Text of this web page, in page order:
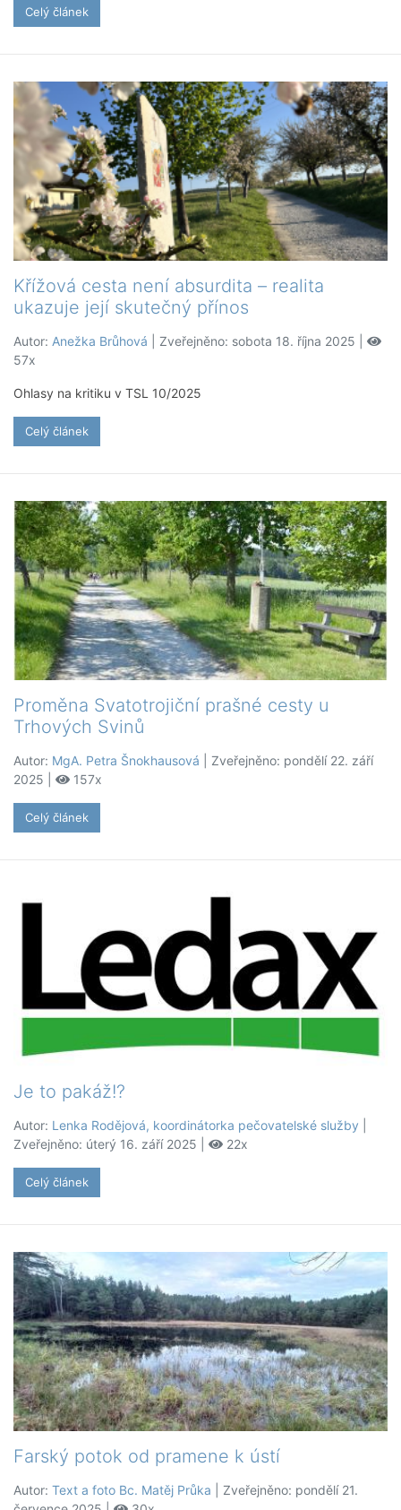
Celý článek
Křížová cesta není absurdita – realita
ukazuje její skutečný přínos
Autor: Anežka Brůhová | Zveřejněno: sobota 18. října 2025 |
57x
Ohlasy na kritiku v TSL 10/2025
Celý článek
Proměna Svatotrojiční prašné cesty u
Trhových Svinů
Autor: MgA. Petra Šnokhausová | Zveřejněno: pondělí 22. září
2025 |
157x
Celý článek
Je to pakáž!?
Autor: Lenka Rodějová, koordinátorka pečovatelské služby
Zveřejněno: úterý 16. září 2025 |
22x
Celý článek
Farský potok od pramene k ústí
Autor: Text a foto Bc. Matěj Průka | Zveřejněno: pondělí 21.